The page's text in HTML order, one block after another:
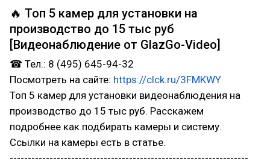
🔥 Топ 5 камер для установки на
производство до 15 тыс руб
[Видеонаблюдение от GlazGo-Video]
☎ Тел.: 8 (495) 645-94-32
Посмотреть на сайте: https://clck.ru/3FMKWY
Топ 5 камер для установки видеонаблюдения на
производство до 15 тыс руб. Расскажем
подробнее как подбирать камеры и систему.
Ссылки на камеры есть в статье.
------------------------------------------------------------------